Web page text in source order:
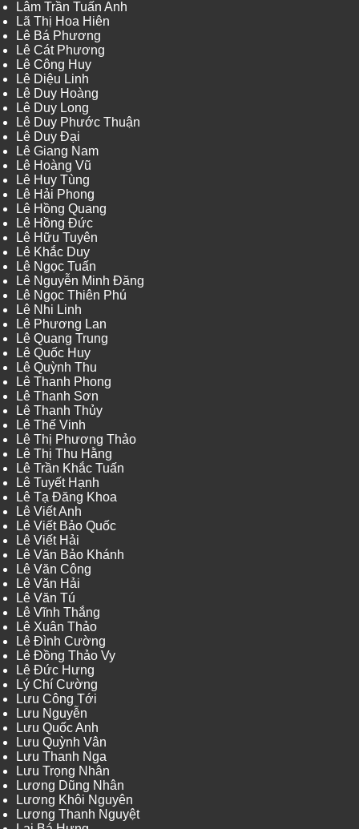
Lâm Trần Tuấn Anh
Lã Thị Hoa Hiên
Lê Bá Phương
Lê Cát Phương
Lê Công Huy
Lê Diệu Linh
Lê Duy Hoàng
Lê Duy Long
Lê Duy Phước Thuận
Lê Duy Đại
Lê Giang Nam
Lê Hoàng Vũ
Lê Huy Tùng
Lê Hải Phong
Lê Hồng Quang
Lê Hồng Đức
Lê Hữu Tuyên
Lê Khắc Duy
Lê Ngọc Tuấn
Lê Nguyễn Minh Đăng
Lê Ngọc Thiên Phú
Lê Nhi Linh
Lê Phương Lan
Lê Quang Trung
Lê Quốc Huy
Lê Quỳnh Thu
Lê Thanh Phong
Lê Thanh Sơn
Lê Thanh Thủy
Lê Thế Vinh
Lê Thị Phương Thảo
Lê Thị Thu Hằng
Lê Trần Khắc Tuấn
Lê Tuyết Hạnh
Lê Tạ Đăng Khoa
Lê Viết Anh
Lê Viết Bảo Quốc
Lê Viết Hải
Lê Văn Bảo Khánh
Lê Văn Công
Lê Văn Hải
Lê Văn Tú
Lê Vĩnh Thắng
Lê Xuân Thảo
Lê Đình Cường
Lê Đồng Thảo Vy
Lê Đức Hưng
Lý Chí Cường
Lưu Công Tới
Lưu Nguyễn
Lưu Quốc Anh
Lưu Quỳnh Vân
Lưu Thanh Nga
Lưu Trọng Nhân
Lương Dũng Nhân
Lương Khôi Nguyên
Lương Thanh Nguyệt